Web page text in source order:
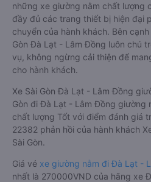
những xe giường nằm chất lượng
đầy đủ các trang thiết bị hiện đại
chuyển của hành khách. Bên
Gòn Đà Lạt - Lâm Đồng luôn chú
vụ, không ngừng cải thiện để
cho hành khách.
Xe Sài Gòn Đà Lạt - Lâm Đồng
Gòn đi Đà Lạt - Lâm Đồng giường
chất lượng Tốt với điểm đánh giá
22382 phản hồi của hành khách
Sài Gòn.
Giá vé xe giường nằm đi Đà Lạt -
nhất là 270000VND của hãng xe